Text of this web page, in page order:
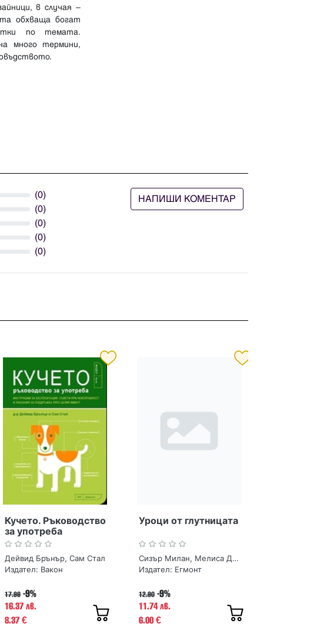
в случая –
обхваща богат
по темата.
много термини,
(0)
(0)
(0)
(0)
(0)
НАПИШИ КОМЕНТАР
Кучето. Ръководство
за употреба
Дейвид Брънър, Сам Стал
Издател: Вакон
17.99 -9%
16.37 лв.
8.37€
Уроци от глутницата
Сизър Милан, Мелиса Джо Пелтиер
Издател: Егмонт
12.90 -9%
11.74 лв.
6.00 €